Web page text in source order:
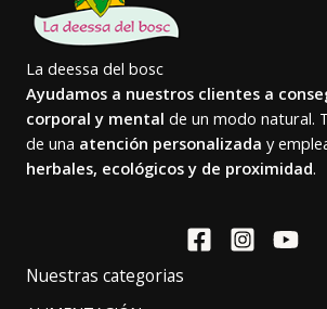
La deessa del bosc
Ayudamos a nuestros clientes a
corporal y mental de un modo natural.
de una atención personalizada y
herbales, ecológicos y de proximidad.
Nuestras categorias